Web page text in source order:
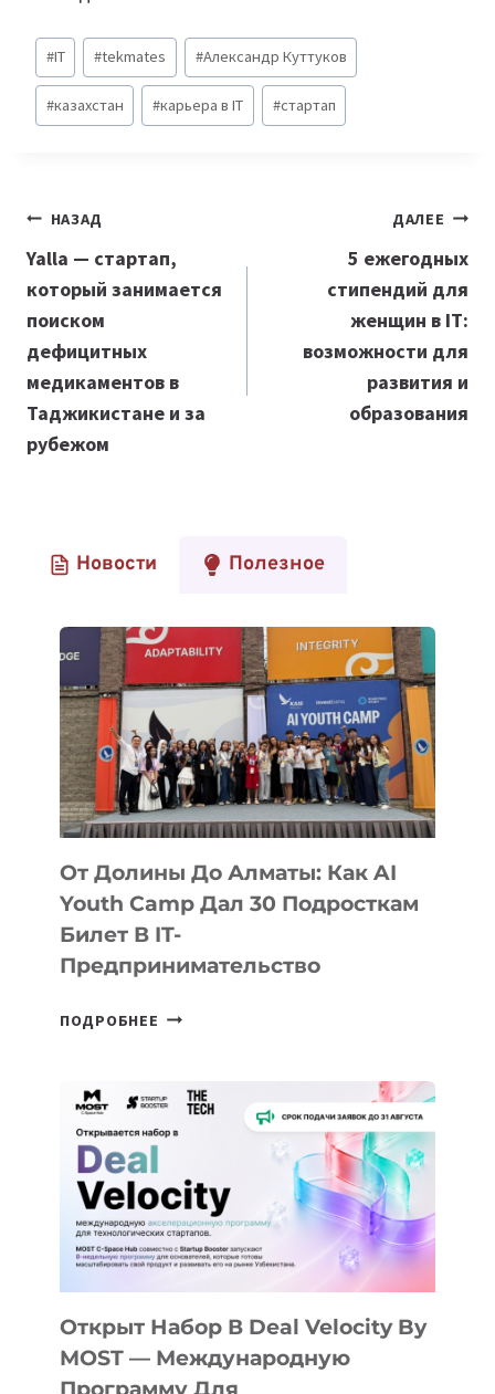
Метки
записи:
#IT #tekmates #Александр Куттуков
#казахстан #карьера в IT #стартап
Навигация
по
записям
НАЗАД
Yalla — стартап,
который занимается
поиском
дефицитных
медикаментов в
Таджикистане и за
рубежом
ДАЛЕЕ
5 ежегодных
стипендий для
женщин в IT:
возможности для
развития и
образования
Новости Полезное
От Долины До Алматы: Как AI
Youth Camp Дал 30 Подросткам
Билет В IT-
Предпринимательство
ПОДРОБНЕЕ ОТ
АЛМАТЫ:
КАК
AI
YOUTH
CAMP
ДАЛ
30
ПОДРОСТКАМ
БИЛЕТ
В
Открыт Набор В Deal Velocity By
MOST — Международную